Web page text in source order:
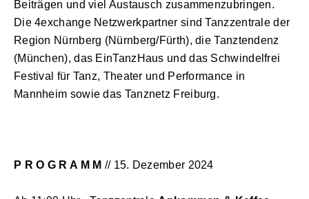
Beiträgen und viel Austausch zusammenzubringen.
Die 4exchange Netzwerkpartner sind Tanzzentrale der
Region Nürnberg (Nürnberg/Fürth), die Tanztendenz
(München), das EinTanzHaus und das Schwindelfrei
Festival für Tanz, Theater und Performance in
Mannheim sowie das Tanznetz Freiburg.
P R O G R A M M // 15. Dezember 2024